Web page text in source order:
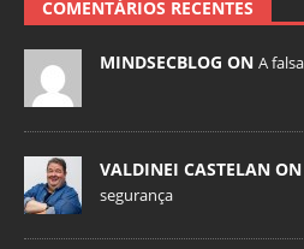
COMENTÁRIOS RECENTES
MINDSECBLOG ON A
VALDINEI CASTELAN ON
segurança